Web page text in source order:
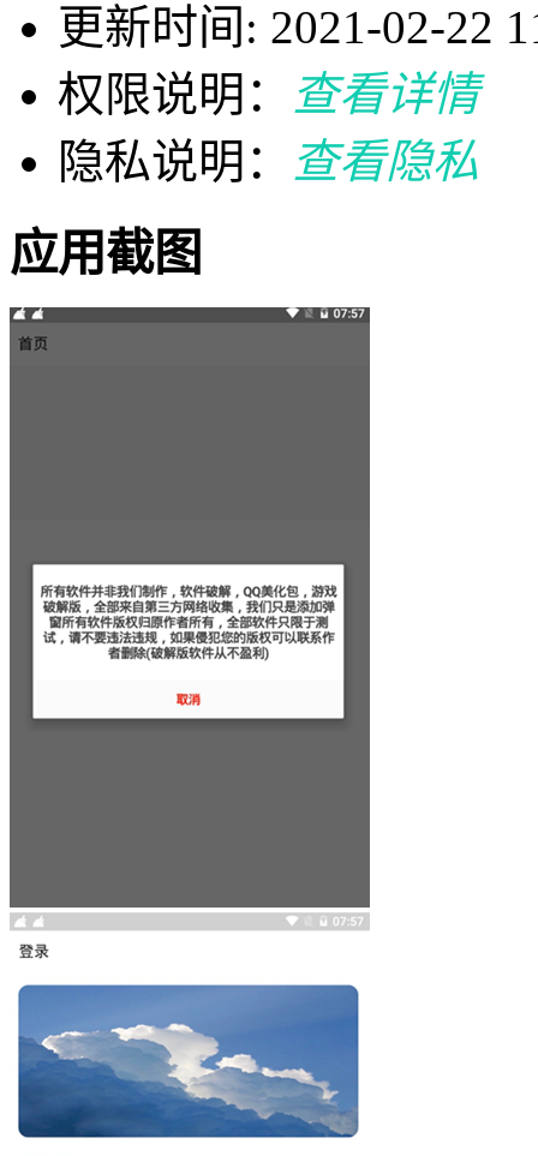
更新时间: 2021-02-22
权限说明：
查看详情
隐私说明：
查看隐私
应用截图